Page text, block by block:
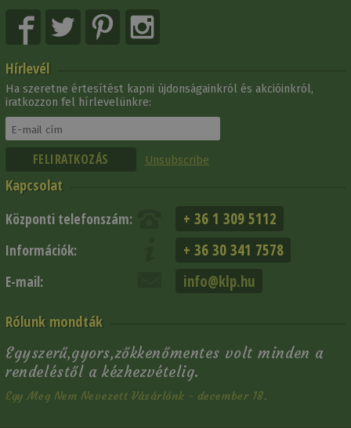
Hírlevél
Ha szeretne értesítést kapni újdonságainkról és akcióinkról,
iratkozzon fel hírlevelünkre:
Unsubscribe
Kapcsolat
Központi telefonszám: + 36 1 309 5112
Információk: + 36 30 341 7578
E-mail: info@klp.hu
Rólunk mondták
Egyszerű,gyors,zőkkenőmentes volt minden a
rendeléstől a kézhezvételig.
Egy Meg Nem Nevezett Vásárlónk - december 18.